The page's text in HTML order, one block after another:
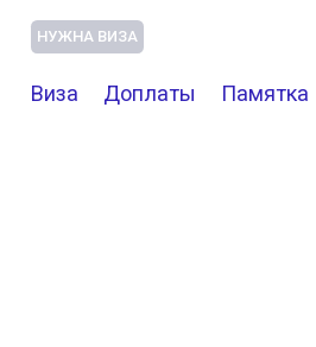
НУЖНА ВИЗА
Виза Доплаты Памятка